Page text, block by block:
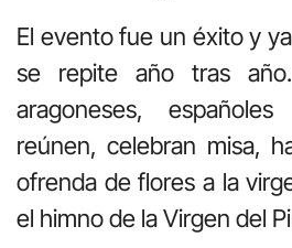
El evento fue un éxito y
se repite año tras
aragoneses,
reúnen, celebran misa,
ofrenda de flores a la
el himno de la Virgen del